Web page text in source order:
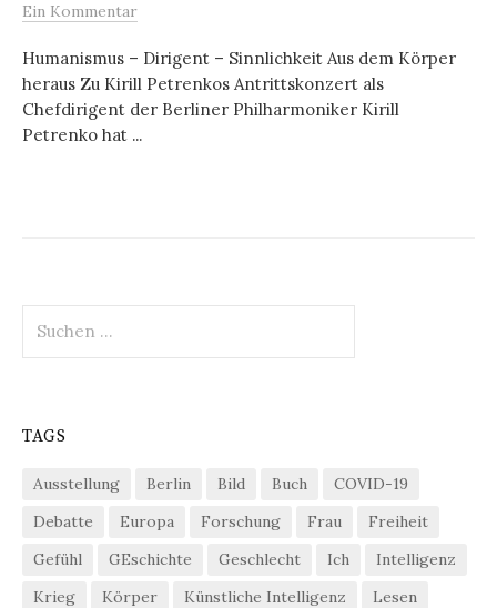
Ein Kommentar
Humanismus – Dirigent – Sinnlichkeit Aus dem Körper
heraus Zu Kirill Petrenkos Antrittskonzert als
Chefdirigent der Berliner Philharmoniker Kirill
Petrenko hat ...
nach:
TAGS
Ausstellung Berlin Bild Buch
COVID-19
Debatte
Europa Forschung Frau
Freiheit
Gefühl
GEschichte Geschlecht Ich
Intelligenz
Krieg
Körper Künstliche Intelligenz
Lesen